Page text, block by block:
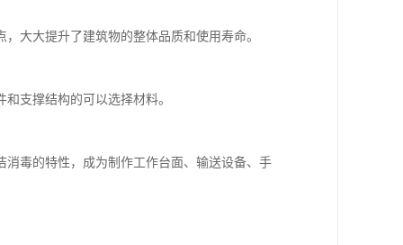
大大提升了建筑物的整体品质和使用寿命。
支撑结构的可以选择材料。
毒的特性，成为制作工作台面、输送设备、手